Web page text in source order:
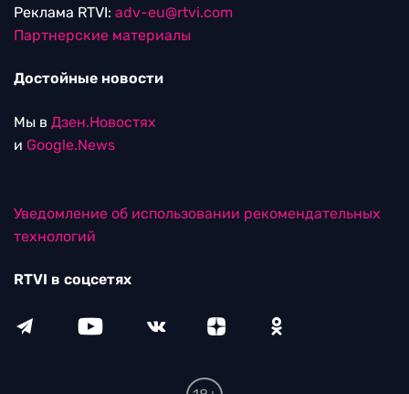
Реклама RTVI: adv-eu@rtvi.com
Партнерские материалы
Достойные новости
Мы в Дзен.Новостях
и Google.News
Уведомление об использовании рекомендательных
технологий
RTVI в соцсетях